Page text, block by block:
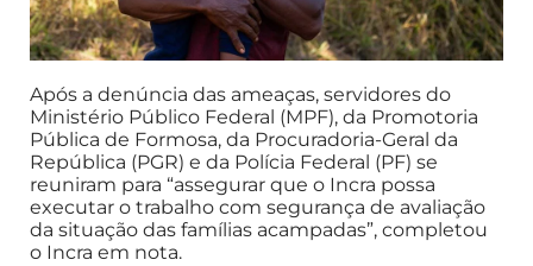
Após a denúncia das ameaças, servidores do
Ministério Público Federal (MPF), da Promotoria
Pública de Formosa, da Procuradoria-Geral da
República (PGR) e da Polícia Federal (PF) se
reuniram para “assegurar que o Incra possa
executar o trabalho com segurança de avaliação
da situação das famílias acampadas”, completou
o Incra em nota.